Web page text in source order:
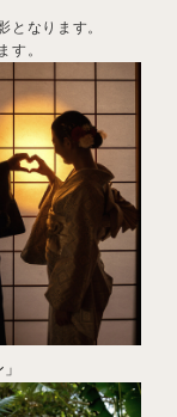
なります。
す。